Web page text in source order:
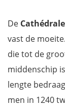
De
vast de
die tot de
middenschip
lengte
men in 1240